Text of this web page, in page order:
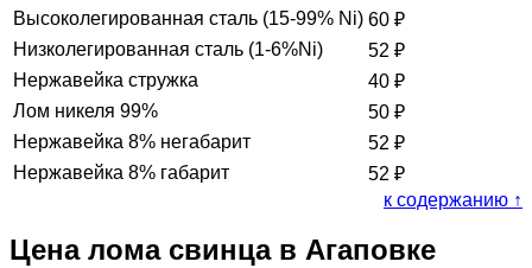
Высоколегированная сталь (15-99% Ni) 60 ₽
Низколегированная сталь (1-6%Ni)
52 ₽
Нержавейка стружка
40 ₽
Лом никеля 99%
50 ₽
Нержавейка 8% негабарит
52 ₽
Нержавейка 8% габарит
52 ₽
к содержанию ↑
Цена лома свинца в Агаповке